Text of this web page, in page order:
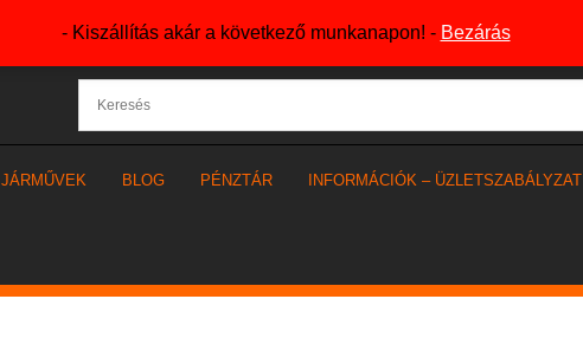
- Kiszállítás akár a következő munkanapon! - Bezárás
JÁRMŰVEK BLOG PÉNZTÁR INFORMÁCIÓK – ÜZLETSZABÁLYZAT